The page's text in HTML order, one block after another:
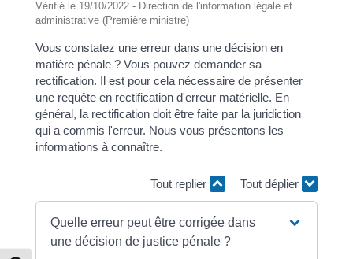
Vérifié le 19/10/2022 - Direction de l'information légale et
administrative (Première ministre)
Vous constatez une erreur dans une décision en
matière pénale ? Vous pouvez demander sa
rectification. Il est pour cela nécessaire de présenter
une requête en rectification d'erreur matérielle. En
général, la rectification doit être faite par la juridiction
qui a commis l'erreur. Nous vous présentons les
informations à connaître.
Tout replier Tout déplier
Quelle erreur peut être corrigée dans
une décision de justice pénale ?